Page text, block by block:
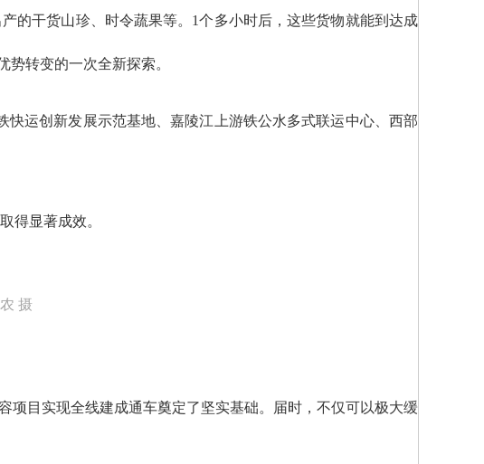
的干货山珍、时令蔬果等。1个多小时后，这些货物就能到达成
转变的一次全新探索。
运创新发展示范基地、嘉陵江上游铁公水多式联运中心、西部
得显著成效。
摄
目实现全线建成通车奠定了坚实基础。届时，不仅可以极大缓